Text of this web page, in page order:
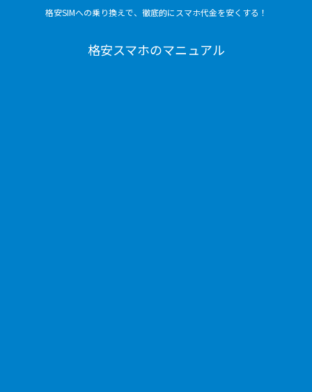
格安SIMへの乗り換えで、徹底的にスマホ代金を安くする！
格安スマホのマニュアル